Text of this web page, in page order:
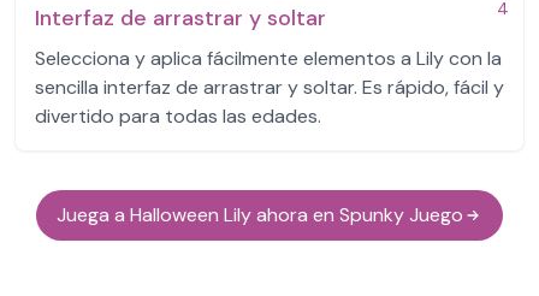
4
Interfaz de arrastrar y soltar
Selecciona y aplica fácilmente elementos a Lily con la
sencilla interfaz de arrastrar y soltar. Es rápido, fácil y
divertido para todas las edades.
Juega a Halloween Lily ahora en Spunky Juego